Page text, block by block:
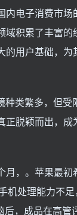
内电子消费市
域积累了丰富的
的用户基础，为
种类繁多，但受
正脱颖而出，成
月，。苹果最初
机处理能力不足
后，成品在高管